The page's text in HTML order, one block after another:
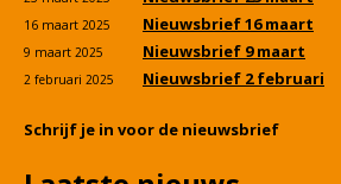
16 maart 2025 Nieuwsbrief 16 maart
9 maart 2025 Nieuwsbrief 9 maart
2 februari 2025 Nieuwsbrief 2 februari
Schrijf je in voor de nieuwsbrief